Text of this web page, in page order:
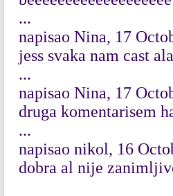
...
napisao Nina, 17
jess svaka nam cast
...
napisao Nina, 17
druga komentarisem
...
napisao nikol, 16
dobra al nije